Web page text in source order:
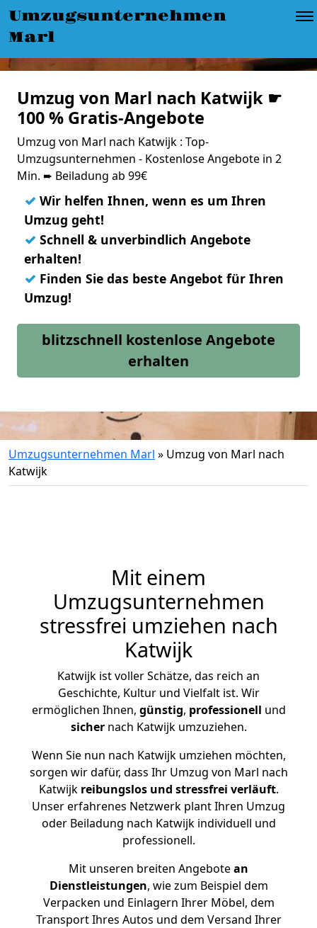
Umzugsunternehmen
Marl
Umzug von Marl nach Katwijk ☛
100 % Gratis-Angebote
Umzug von Marl nach Katwijk : Top-
Umzugsunternehmen - Kostenlose Angebote in 2
Min. ➨ Beiladung ab 99€
✓ Wir helfen Ihnen, wenn es um Ihren
Umzug geht!
✓ Schnell & unverbindlich Angebote
erhalten!
✓ Finden Sie das beste Angebot für Ihren
Umzug!
blitzschnell kostenlose Angebote
erhalten
Umzugsunternehmen Marl » Umzug von Marl nach
Katwijk
Mit einem
Umzugsunternehmen
stressfrei umziehen nach
Katwijk
Katwijk ist voller Schätze, das reich an
Geschichte, Kultur und Vielfalt ist. Wir
ermöglichen Ihnen, günstig, professionell und
sichernach Katwijk umzuziehen.
Wenn Sie nun nach Katwijk umziehen möchten,
sorgen wir dafür, dass Ihr Umzug von Marl nach
Katwijk reibungslos und stressfrei verläuft.
Unser erfahrenes Netzwerk plant Ihren Umzug
oder Beiladung nach Katwijk individuell und
professionell.
Mit unseren breiten Angebotean
Dienstleistungen, wie zum Beispiel dem
Verpacken und Einlagern Ihrer Möbel, dem
Transport Ihres Autos und dem Versand Ihrer